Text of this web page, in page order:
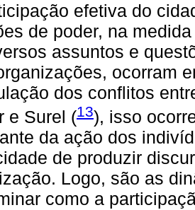
efetiva do
de poder, na
assuntos e
ocorram
dos conflitos
e Surel (13), isso
da ação dos
de produzir
Logo, são as
como a